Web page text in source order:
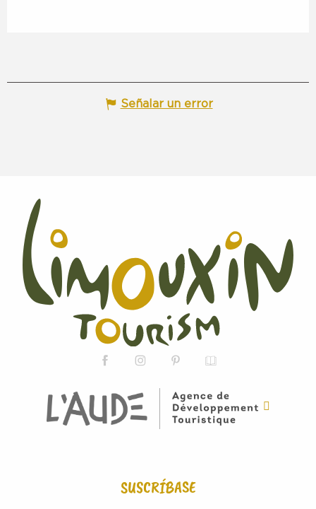
Señalar un error
SUSCRÍBASE